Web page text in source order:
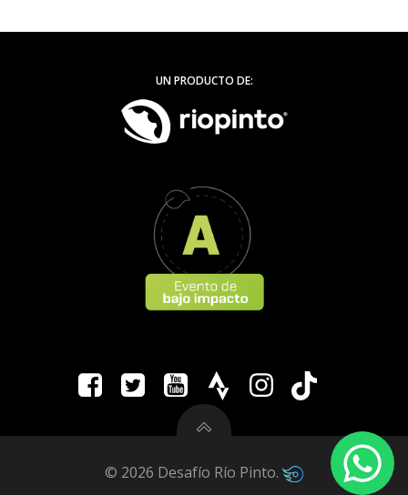
UN PRODUCTO DE:
© 2026 Desafío Río Pinto.